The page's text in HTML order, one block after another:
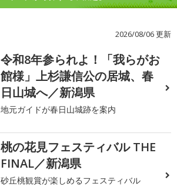
2026/08/06 更新
令和8年参られよ！「我らがお
館様」上杉謙信公の居城、春
日山城へ／新潟県
地元ガイドが春日山城跡を案内
桃の花見フェスティバル THE
FINAL／新潟県
砂丘桃観賞が楽しめるフェスティバル